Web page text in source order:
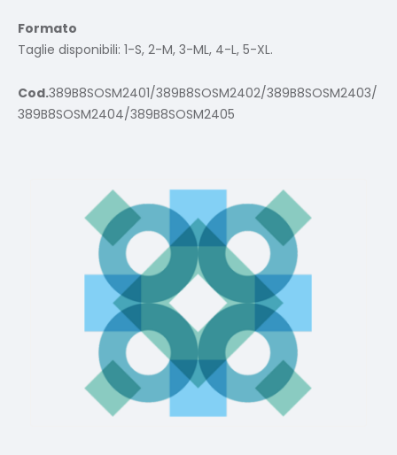
Formato
Taglie disponibili: 1-S, 2-M, 3-ML, 4-L, 5-XL.
Cod.389B8SOSM2401/389B8SOSM2402/389B8SOSM2403/
389B8SOSM2404/389B8SOSM2405